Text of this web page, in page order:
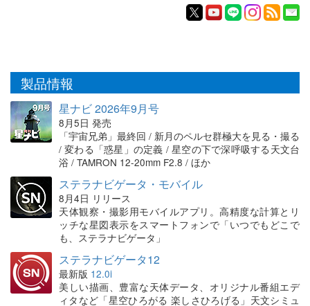
製品情報
星ナビ 2026年9月号
8月5日 発売
「宇宙兄弟」最終回 / 新月のペルセ群極大を見る・撮る
/ 変わる「惑星」の定義 / 星空の下で深呼吸する天文台
浴 / TAMRON 12-20mm F2.8 / ほか
ステラナビゲータ・モバイル
8月4日 リリース
天体観察・撮影用モバイルアプリ。高精度な計算とリ
ッチな星図表示をスマートフォンで「いつでもどこで
も、ステラナビゲータ」
ステラナビゲータ12
最新版 12.0i
美しい描画、豊富な天体データ、オリジナル番組エデ
ィタなど「星空ひろがる 楽しさひろげる」天文シミュ